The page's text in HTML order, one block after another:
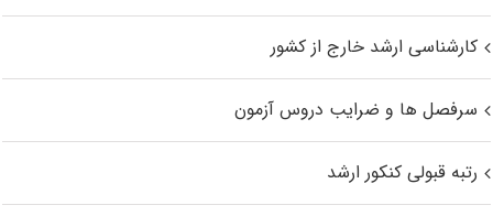
کارشناسی ارشد خارج از کشور
سرفصل ها و ضرایب دروس آزمون
رتبه قبولی کنکور ارشد